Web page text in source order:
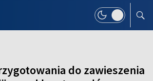
do zawieszenia